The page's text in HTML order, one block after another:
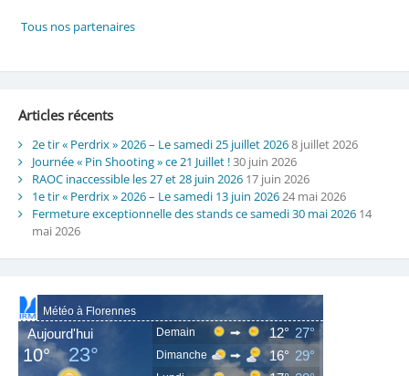
Tous nos partenaires
Articles récents
2e tir « Perdrix » 2026 – Le samedi 25 juillet 20268 juillet 2026
Journée « Pin Shooting » ce 21 Juillet !30 juin 2026
RAOC inaccessible les 27 et 28 juin 2026 17 juin 2026
1e tir « Perdrix » 2026 – Le samedi 13 juin 202624 mai 2026
Fermeture exceptionnelle des stands ce samedi 30 mai 2026 14
mai 2026